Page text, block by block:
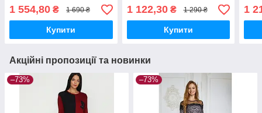
1 554,80 ₴ 1 690 ₴
Купити
1 122,30₴ 1 290 ₴
Купити
1
Акційні пропозиції та новинки
–73% –73%